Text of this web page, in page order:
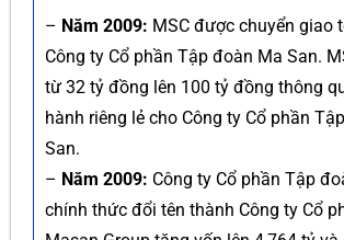
– Năm 2009: MSC được chuyển giao
Công ty Cổ phần Tập đoàn Ma San.
từ 32 tỷ đồng lên 100 tỷ đồng thông
hành riêng lẻ cho Công ty Cổ phần
San.
– Năm 2009: Công ty Cổ phần Tập
chính thức đổi tên thành Công ty Cổ